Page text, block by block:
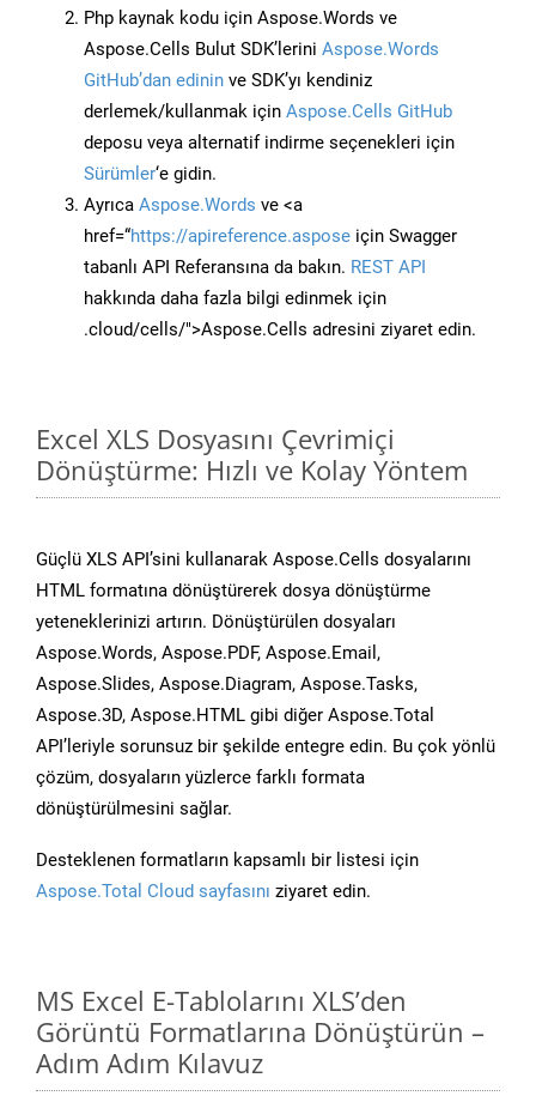
Php kaynak kodu için Aspose.Words ve
Aspose.Cells Bulut SDK’lerini Aspose.Words
GitHub’dan edinin ve SDK’yı kendiniz
derlemek/kullanmak için Aspose.Cells GitHub
deposu veya alternatif indirme seçenekleri için
Sürümler‘e gidin.
Ayrıca Aspose.Words ve <a
href=“https://apireference.aspose için Swagger
tabanlı API Referansına da bakın. REST API
hakkında daha fazla bilgi edinmek için
.cloud/cells/">Aspose.Cells adresini ziyaret edin.
Excel XLS Dosyasını Çevrimiçi
Dönüştürme: Hızlı ve Kolay Yöntem
Güçlü XLS API’sini kullanarak Aspose.Cells dosyalarını
HTML formatına dönüştürerek dosya dönüştürme
yeteneklerinizi artırın. Dönüştürülen dosyaları
Aspose.Words, Aspose.PDF, Aspose.Email,
Aspose.Slides, Aspose.Diagram, Aspose.Tasks,
Aspose.3D, Aspose.HTML gibi diğer Aspose.Total
API’leriyle sorunsuz bir şekilde entegre edin. Bu çok yönlü
çözüm, dosyaların yüzlerce farklı formata
dönüştürülmesini sağlar.
Desteklenen formatların kapsamlı bir listesi için
Aspose.Total Cloud sayfasını ziyaret edin.
MS Excel E-Tablolarını XLS’den
Görüntü Formatlarına Dönüştürün –
Adım Adım Kılavuz